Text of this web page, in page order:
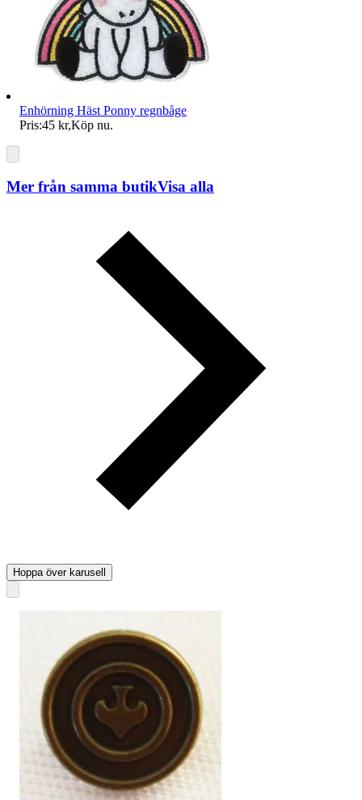
Enhörning Häst Ponny regnbåge
Pris:45 kr,Köp nu.
Mer från samma butikVisa alla
Hoppa över karusell